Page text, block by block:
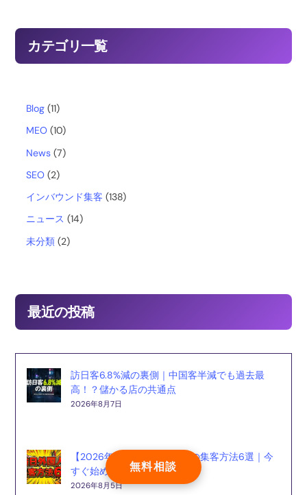
無料相談
b
o
o
カテゴリ一覧
Blog (11)
MEO (10)
News (7)
SEO (2)
インバウンド集客 (138)
ニュース (14)
未分類 (2)
最近の投稿
訪日客6.8%減の裏側｜中国客半減でも過去最
高！？儲かる店の共通点
2026年8月7日
【2026年最新】訪日外国人の集客方法6選｜今
すぐ始める実践ガイド
2026年8月5日